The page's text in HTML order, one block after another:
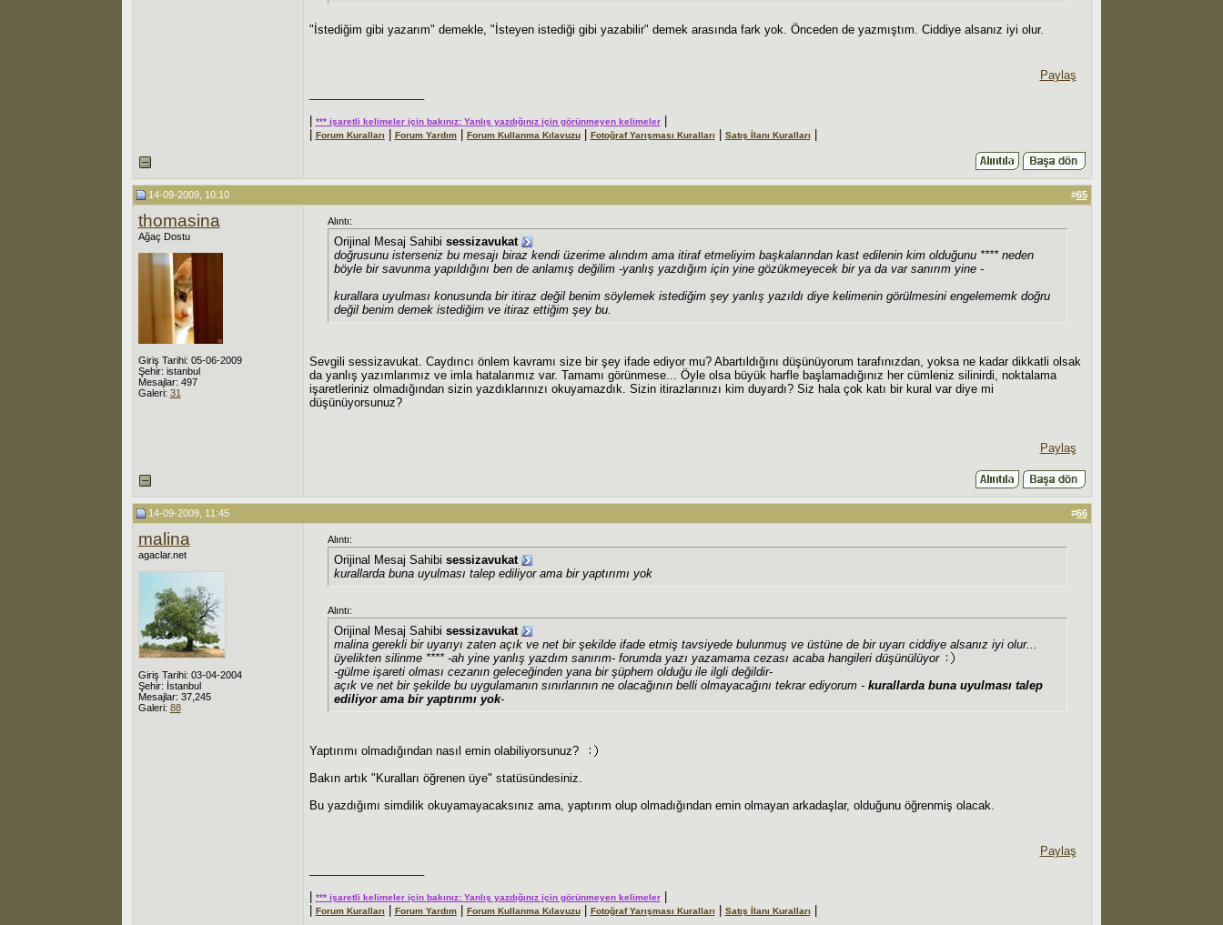
"İstediğim gibi yazarım" demekle, "İsteyen istediği gibi yazabilir" demek arasında fark yok. Önceden de yazmıştım. Ciddiye alsanız iyi olur.
Paylaş
| *** işaretli kelimeler için bakınız: Yanlış yazdığınız için görünmeyen kelimeler|
| Forum Kuralları | Forum Yardım| Forum Kullanma Kılavuzu| Fotoğraf Yarışması Kuralları | Satış İlanı Kuralları |
14-09-2009, 10:10 #65
thomasina
Ağaç Dostu
Giriş Tarihi: 05-06-2009
Şehir: istanbul
Mesajlar: 497
Galeri: 31
Alıntı:
Orijinal Mesaj Sahibi sessizavukat
doğrusunu isterseniz bu mesajı biraz kendi üzerime alındım ama itiraf etmeliyim başkalarından kast edilenin kim olduğunu **** neden
böyle bir savunma yapıldığını ben de anlamış değilim -yanlış yazdığım için yine gözükmeyecek bir ya da var sanırım yine -
kurallara uyulması konusunda bir itiraz değil benim söylemek istediğim şey yanlış yazıldı diye kelimenin görülmesini engelememk doğru
değil benim demek istediğim ve itiraz ettiğim şey bu.
Sevgili sessizavukat. Caydırıcı önlem kavramı size bir şey ifade ediyor mu? Abartıldığını düşünüyorum tarafınızdan, yoksa ne kadar dikkatli olsak
da yanlış yazımlarımız ve imla hatalarımız var. Tamamı görünmese... Öyle olsa büyük harfle başlamadığınız her cümleniz silinirdi, noktalama
işaretleriniz olmadığından sizin yazdıklarınızı okuyamazdık. Sizin itirazlarınızı kim duyardı? Siz hala çok katı bir kural var diye mi
düşünüyorsunuz?
Paylaş
14-09-2009, 11:45 #66
malina
agaclar.net
Giriş Tarihi: 03-04-2004
Şehir: İstanbul
Mesajlar: 37,245
Galeri: 88
Alıntı:
Orijinal Mesaj Sahibi sessizavukat
kurallarda buna uyulması talep ediliyor ama bir yaptırımı yok
Alıntı:
Orijinal Mesaj Sahibi sessizavukat
malina gerekli bir uyarıyı zaten açık ve net bir şekilde ifade etmiş tavsiyede bulunmuş ve üstüne de bir uyarı ciddiye alsanız iyi olur...
üyelikten silinme **** -ah yine yanlış yazdım sanırım- forumda yazı yazamama cezası acaba hangileri düşünülüyor
-gülme işareti olması cezanın geleceğinden yana bir şüphem olduğu ile ilgli değildir-
açık ve net bir şekilde bu uygulamanın sınırlarının ne olacağının belli olmayacağını tekrar ediyorum - kurallarda buna uyulması talep
ediliyor ama bir yaptırımı yok-
Yaptırımı olmadığından nasıl emin olabiliyorsunuz?
Bakın artık "Kuralları öğrenen üye" statüsündesiniz.
Bu yazdığımı simdilik okuyamayacaksınız ama, yaptırım olup olmadığından emin olmayan arkadaşlar, olduğunu öğrenmiş olacak.
Paylaş
.
*** işaretli kelimeler için bakınız: Yanlış yazdığınız için görünmeyen kelimeler|
Forum Kuralları Forum Yardım| Forum Kullanma Kılavuzu| Fotoğraf Yarışması Kuralları Satış İlanı Kuralları